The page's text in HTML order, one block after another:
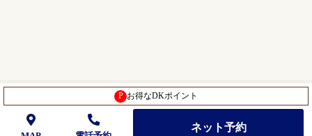
P お得なDKポイント
ネット予約